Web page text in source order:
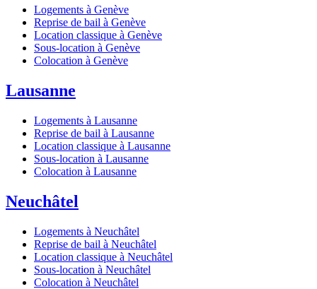
Logements à Genève
Reprise de bail à Genève
Location classique à Genève
Sous-location à Genève
Colocation à Genève
Lausanne
Logements à Lausanne
Reprise de bail à Lausanne
Location classique à Lausanne
Sous-location à Lausanne
Colocation à Lausanne
Neuchâtel
Logements à Neuchâtel
Reprise de bail à Neuchâtel
Location classique à Neuchâtel
Sous-location à Neuchâtel
Colocation à Neuchâtel